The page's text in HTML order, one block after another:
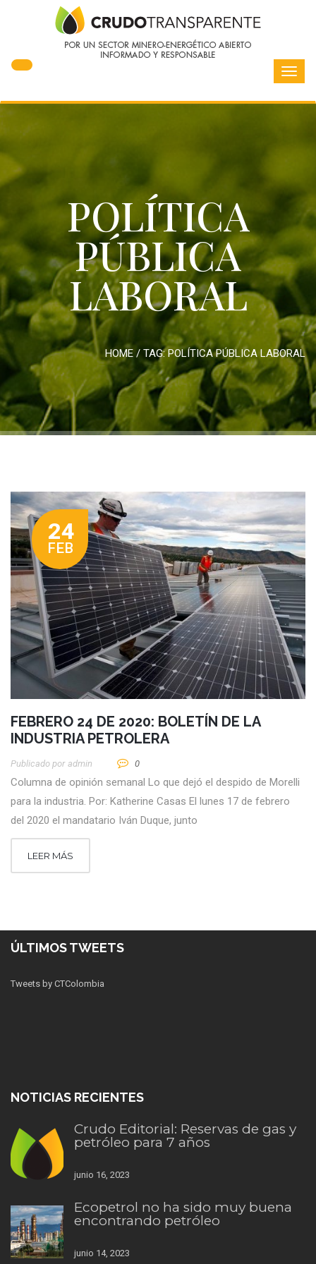
POLÍTICA
PÚBLICA
LABORAL
HOME / TAG:POLÍTICA PÚBLICA LABORAL
24
FEB
FEBRERO 24 DE 2020: BOLETÍN DE LA
INDUSTRIA PETROLERA
Publicado por Admin 0
Columna de opinión semanal Lo que dejó el despido de Morelli
para la industria. Por: Katherine Casas El lunes 17 de febrero
del 2020 el mandatario Iván Duque, junto
LEER MÁS
ÚLTIMOS TWEETS
Tweets by CTColombia
NOTICIAS RECIENTES
Crudo Editorial: Reservas de gas y
petróleo para 7 años
junio 16, 2023
Ecopetrol no ha sido muy buena
encontrando petróleo
junio 14, 2023